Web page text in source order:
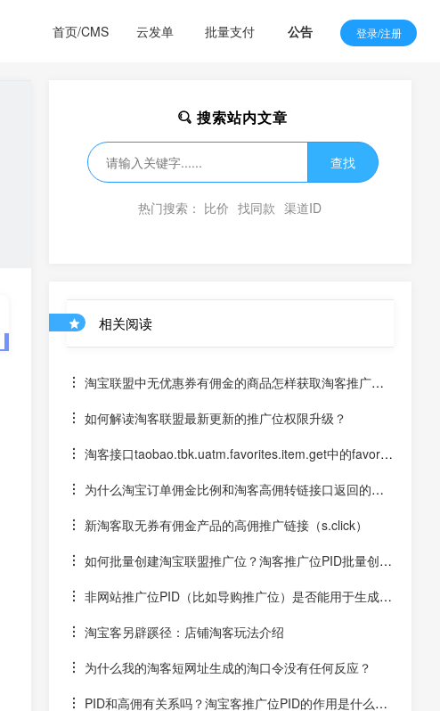
首页/CMS 云发单 批量支付 公告 登录/注册
搜索站内文章
查找
热门搜索： 比价 找同款 渠道ID
相关阅读
淘宝联盟中无优惠券有佣金的商品怎样获取淘客推广链
接？如何解读淘客联盟最新更新的推广位权限升级？
淘客接口taobao.tbk.uatm.favorites.item.get中的favorit
es_id从哪找？
为什么淘宝订单佣金比例和淘客高佣转链接口返回的分
佣金比例不一样
新淘客取无券有佣金产品的高佣推广链接（s.click）
如何批量创建淘宝联盟推广位？淘客推广位PID批量创建
软件下载
非网站推广位PID（比如导购推广位）是否能用于生成淘
宝客二合一链接？
淘宝客另辟蹊径：店铺淘客玩法介绍
为什么我的淘客短网址生成的淘口令没有任何反应？
PID和高佣有关系吗？淘宝客推广位PID的作用是什么